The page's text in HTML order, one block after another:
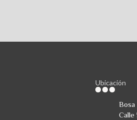
Ubicación
Calle